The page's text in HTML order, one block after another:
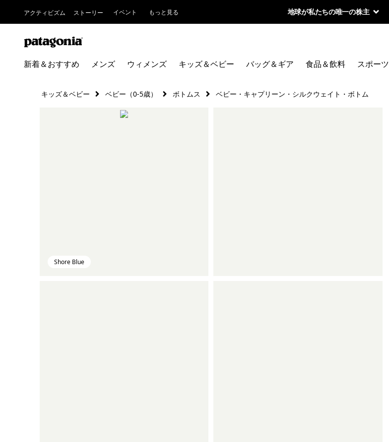
アクティビズム ストーリー イベント もっと見る 地球が私たちの唯一の株主
新着＆おすすめ メンズ ウィメンズ キッズ＆ベビー バッグ＆ギア 食品＆飲料 スポーツ
キッズ＆ベビー ベビー（0-5歳） ボトムス ベビー・キャプリーン・シルクウェイト・ボトム
Shore Blue